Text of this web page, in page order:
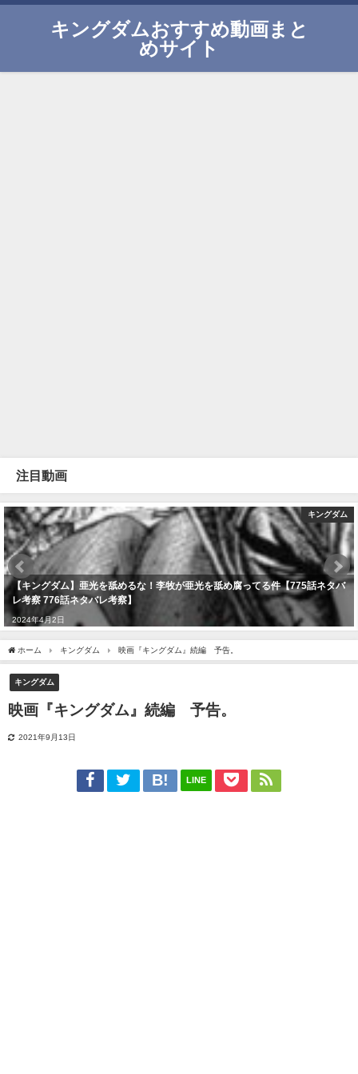
キングダムおすすめ動画まと
めサイト
注目動画
キングダム
【キングダム】亜光を舐めるな！李牧が亜光を舐め腐ってる件【775話ネタバ
レ考察 776話ネタバレ考察】
2024年4月2日
ホーム キングダム 映画『キングダム』続編 予告。
キングダム
映画『キングダム』続編 予告。
2021年9月13日
LINE